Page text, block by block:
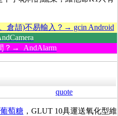
倉頡)不易輸入？→ gcin Android
？→ AndAlarm
quote
萄糖 ， GLUT 10具運送氧化型維